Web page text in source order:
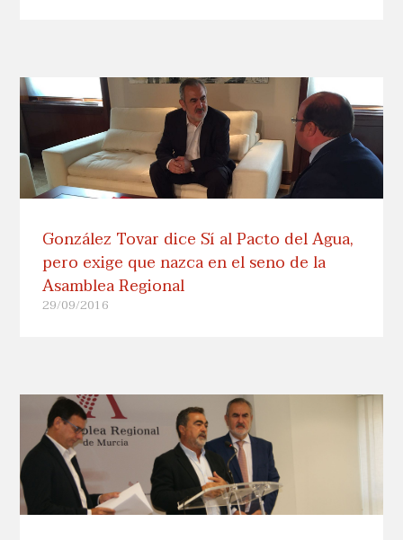
González Tovar dice Sí al Pacto del Agua,
pero exige que nazca en el seno de la
Asamblea Regional
29/09/2016